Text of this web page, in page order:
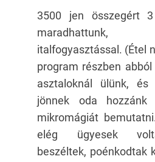
3500 jen összegért
italfogyasztással. (Étel
program részben
asztaloknál ülünk,
jönnek oda hozzánk
mikromágiát
elég ügyesek
beszéltek, poénkodtak